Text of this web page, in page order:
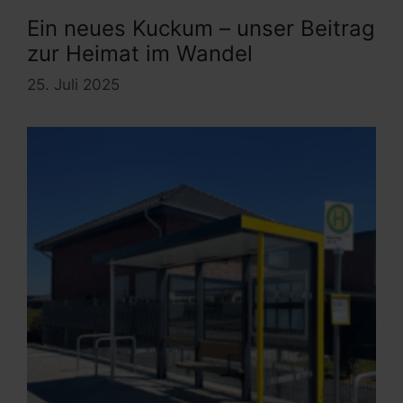
Ein neues Kuckum – unser Beitrag
zur Heimat im Wandel
25. Juli 2025